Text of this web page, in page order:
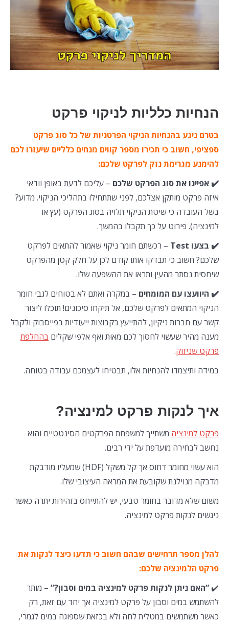
הנחיות כלליות לניקוי פרקט
בטרם ניגע בהנחיות הניקוי הפרטניות של כל סוג פרקט
ספציפי, חשוב כי תכירו מספר קווים מנחים כלליים שיעזרו לכם
להימנע מגרימת נזק לפרקט שלכם:
✔️ אפיינו את סוג הפרקט שלכם – עליכם לדעת באופן וודאי
איזה פרקט מותקן אצלכם, לפני שתתחילו בתהליכי הניקוי. מדוע?
בשל העובדה כי שיטת הניקוי תלויה בסוג הפרקט (עץ או
למינציה). פירוט על כך תקבלו בהמשך.
✔️ בצעו Test
– רכשתם חומר ניקוי שאמור להתאים לפרקט
שלכם? חשוב כי תבדקו אותו קודם לכן על חלק קטן מהפרקט
שיחסית נסתר מהעין ותראו את ההשפעה שלו.
✔️ היוועצו עם המומחים – במקרה ואתם לא בטוחים לגבי חומר
הניקוי המתאים לפרקט שלכם, אל תיקחו סיכונים! תוכלו ליצור
קשר עם חברות ניקיון, להתייעץ בקבוצות ייעודיות בפייסבוק ולקבל
מענה מהיר שעשוי לחסוך לכם מאות ואף אלפי שקלים בהחלפת
פרקט שניזוק.
במידה ותיצמדו להנחיות אלו, תבטיחו לעצמכם עבודה בטוחה.
איך לנקות פרקט למינציה?
פרקט למינציה משתייך למשפחת הפרקטים הסינטטיים והוא
נחשב לבחירה מועדפת על ידי רבים.
הוא עשוי מחומר דחוס אך קל משקל (HDF) שמעליו מודבקת
מדבקה מנוילנת שקובעת את המראה העיצובי שלו.
משום שלא מדובר בחומר טבעי, יש להתייחס בזהירות יתרה כאשר
ניגשים לנקות פרקט למינציה.
להלן מספר תרחישים שבהם חשוב כי תדעו כיצד לנקות את
פרקט הלמינציה שלכם:
✔️“האם ניתן לנקות פרקט למינציה במים וסבון?” – מותר
להשתמש במים וסבון על פרקט למינציה אך יחד עם זאת, רק
כאשר משתמשים במטלית לחה ולא בכזאת שספוגה במים לגמרי,